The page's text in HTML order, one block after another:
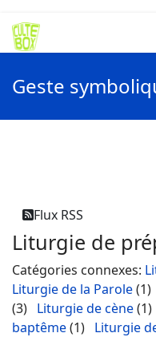
Geste
Flux RSS
Liturgie de
Catégories connexes:
Liturgie de la Parole(1)
(3) Liturgie de cène(1)
baptême(1) Liturgie